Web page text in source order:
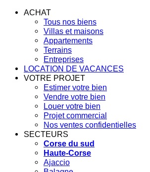
ACHAT
Tous nos biens
Villas et maisons
Appartements
Terrains
Entreprises
LOCATION DE VACANCES
VOTRE PROJET
Estimer votre bien
Vendre votre bien
Louer votre bien
Projet commercial
Nos ventes confidentielles
SECTEURS
Corse du sud
Haute-Corse
Ajaccio